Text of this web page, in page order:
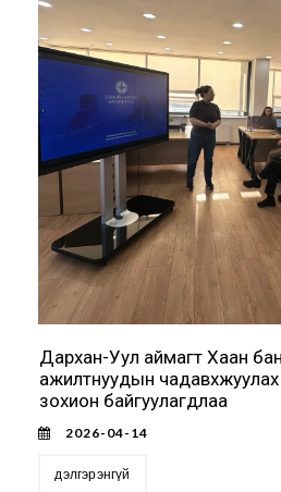
Дархан-Уул аймагт Хаан
ажилтнуудын
зохион байгуулагдлаа
2026-04-14
дэлгэрэнгүй